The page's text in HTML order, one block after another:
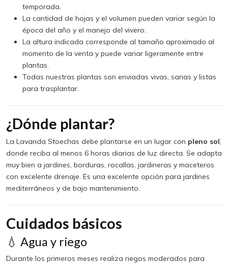
temporada.
La cantidad de hojas y el volumen pueden variar según la
época del año y el manejo del vivero.
La altura indicada corresponde al tamaño aproximado al
momento de la venta y puede variar ligeramente entre
plantas.
Todas nuestras plantas son enviadas vivas, sanas y listas
para trasplantar.
¿Dónde plantar?
La Lavanda Stoechas debe plantarse en un lugar con pleno sol,
donde reciba al menos 6 horas diarias de luz directa. Se adapta
muy bien a jardines, borduras, rocallas, jardineras y maceteros
con excelente drenaje. Es una excelente opción para jardines
mediterráneos y de bajo mantenimiento.
Cuidados básicos
💧 Agua y riego
Durante los primeros meses realiza riegos moderados para